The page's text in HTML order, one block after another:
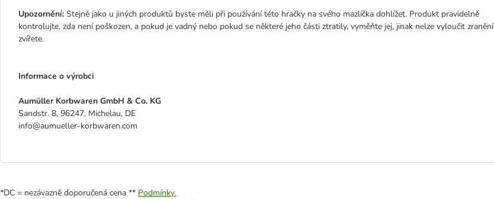
Upozornění: Stejně jako u jiných produktů byste měli při používání této hračky na svého mazlíčka dohlížet. Produkt pravidelně
kontrolujte, zda není poškozen, a pokud je vadný nebo pokud se některé jeho části ztratily, vyměňte jej, jinak nelze vyloučit zranění
zvířete.
Informace o výrobci
Aumüller Korbwaren GmbH & Co. KG
Sandstr. 8, 96247, Michelau, DE
info@aumueller-korbwaren.com
*DC = nezávazně doporučená cena ** Podmínky.